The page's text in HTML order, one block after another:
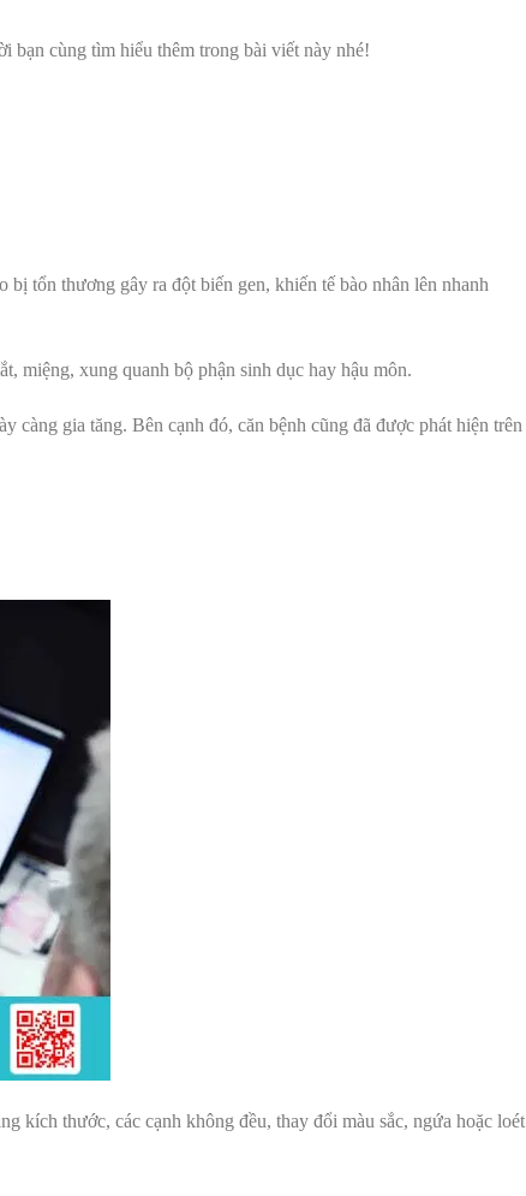
bạn cùng tìm hiểu thêm trong bài viết này nhé!
tổn thương gây ra đột biến gen, khiến tế bào nhân lên nhanh
miệng, xung quanh bộ phận sinh dục hay hậu môn.
gia tăng. Bên cạnh đó, căn bệnh cũng đã được phát hiện trên
kích thước, các cạnh không đều, thay đổi màu sắc, ngứa hoặc loét